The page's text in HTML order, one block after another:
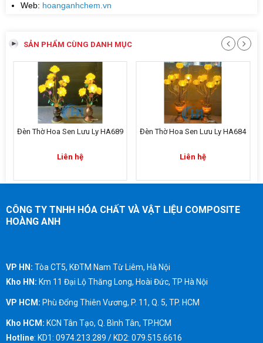
Web: hoanganhchem.vn
SẢN PHẨM CÙNG DANH MỤC
Đèn Thờ Hoa Sen Lưu Ly HA689
Liên hệ
Đèn Thờ Hoa Sen Lưu Ly HA684
Liên hệ
CÔNG TY TNHH HÓA CHẤT VÀ VẬT LIỆU COMPOSITE
HOÀNG ANH
VP HN: Tòa CT5, KĐTM Nam Từ Liêm, Hà Nội
Kho HN: Km 11 Đại Lộ Thăng Long, Hoài Đức, TP Hà Nội
VP HCM: Phù Đổng Thiên Vương, P. 11, Q. 5, TP. HCM
Kho HCM: KCN Tân Tạo, Q. Bình Tân, TP.HCM
Hotline: KD1: 0974.213.289 / KD2: 079.515.6616